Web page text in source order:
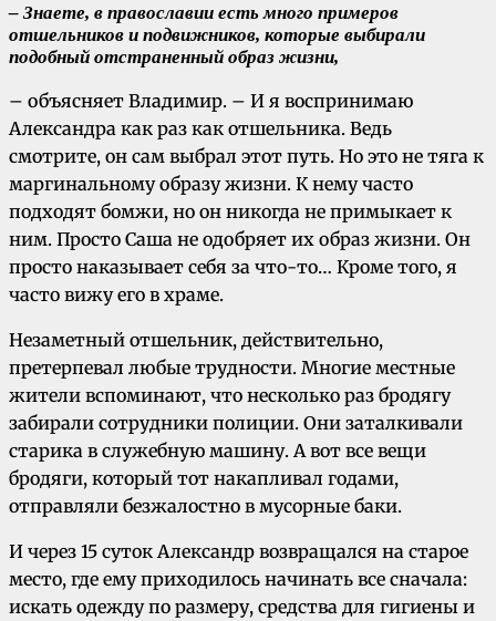
– Знаете, в православии есть много примеров
отшельников и подвижников, которые выбирали
подобный отстраненный образ жизни,
– объясняет Владимир. – И я воспринимаю
Александра как раз как отшельника. Ведь
смотрите, он сам выбрал этот путь. Но это не тяга к
маргинальному образу жизни. К нему часто
подходят бомжи, но он никогда не примыкает к
ним. Просто Саша не одобряет их образ жизни. Он
просто наказывает себя за что-то… Кроме того, я
часто вижу его в храме.
Незаметный отшельник, действительно,
претерпевал любые трудности. Многие местные
жители вспоминают, что несколько раз бродягу
забирали сотрудники полиции. Они заталкивали
старика в служебную машину. А вот все вещи
бродяги, который тот накапливал годами,
отправляли безжалостно в мусорные баки.
И через 15 суток Александр возвращался на старое
место, где ему приходилось начинать все сначала:
искать одежду по размеру, средства для гигиены и